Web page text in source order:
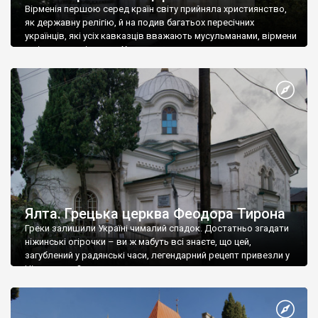
Вірменія першою серед країн світу прийняла християнство,
як державну релігію, й на подив багатьох пересічних
українців, які усіх кавказців вважають мусульманами, вірмени
є відданими вірянами Христа
Ялта. Грецька церква Феодора Тирона
Греки залишили Україні чималий спадок. Достатньо згадати
ніжинські огірочки – ви ж мабуть всі знаєте, що цей,
загублений у радянські часи, легендарний рецепт привезли у
Ніжин греки?